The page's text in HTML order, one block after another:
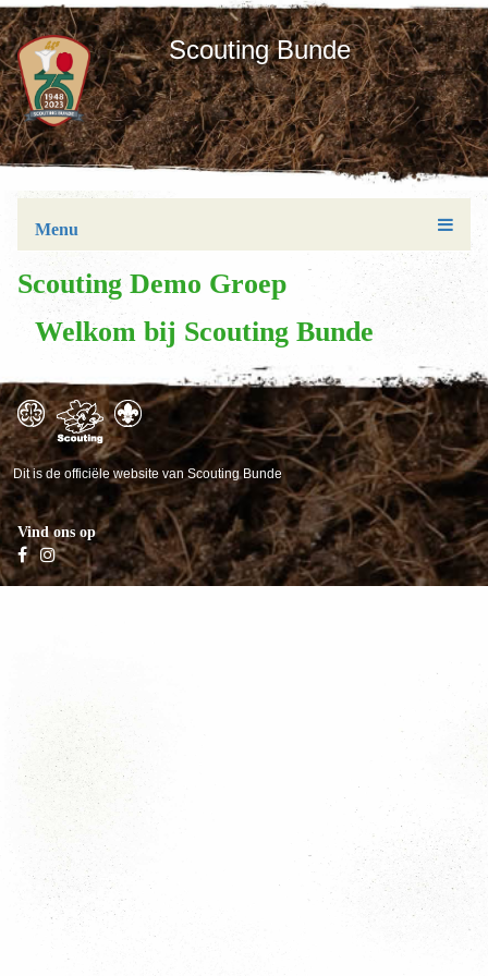
Scouting Bunde
Menu
Scouting Demo Groep
Welkom bij Scouting Bunde
Dit is de officiële website van Scouting Bunde
Vind ons op